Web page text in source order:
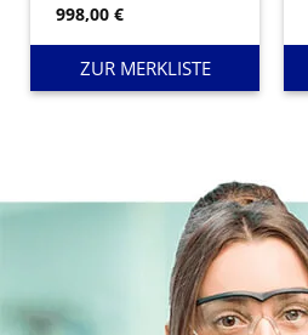
998,00€
ZUR MERKLISTE